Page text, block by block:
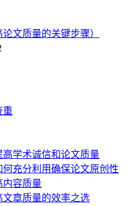
文质量的关键步骤）
重
学术诚信和论文质量
充分利用确保论文原创性
内容质量
章质量的效率之选